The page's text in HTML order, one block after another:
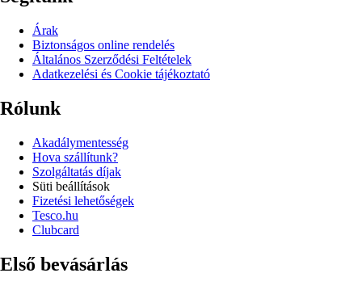
Árak
Biztonságos online rendelés
Általános Szerződési Feltételek
Adatkezelési és Cookie tájékoztató
Rólunk
Akadálymentesség
Hova szállítunk?
Szolgáltatás díjak
Süti beállítások
Fizetési lehetőségek
Tesco.hu
Clubcard
Első bevásárlás